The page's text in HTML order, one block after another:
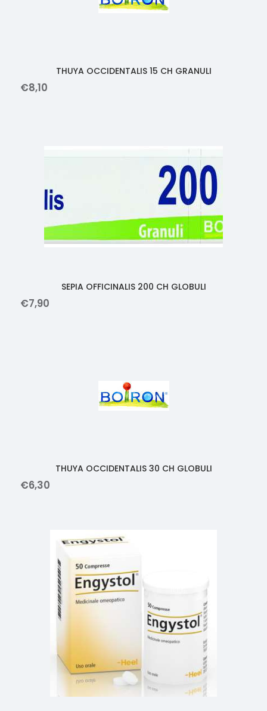
THUYA OCCIDENTALIS 15 CH GRANULI
€8,10
SEPIA OFFICINALIS 200 CH GLOBULI
€7,90
THUYA OCCIDENTALIS 30 CH GLOBULI
€6,30